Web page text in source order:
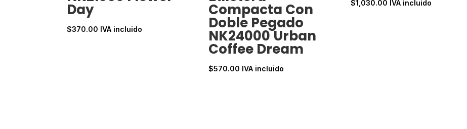
Day
$370.00 IVA incluido
Compacta Con
Doble Pegado
NK24000 Urban
Coffee Dream
$570.00 IVA incluido
$1,030.00 IVA incluido